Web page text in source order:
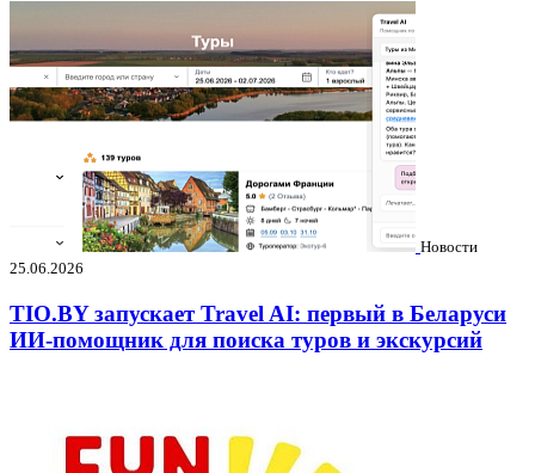
Новости
25.06.2026
TIO.BY запускает Travel AI: первый в Беларуси
ИИ-помощник для поиска туров и экскурсий